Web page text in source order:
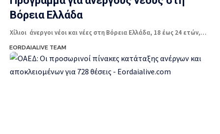
Βόρεια Ελλάδα
Χίλιοι άνεργοι νέοι και νέες στη Βόρεια Ελλάδα, 18 έως 24 ετών,…
EORDAIALIVE TEAM